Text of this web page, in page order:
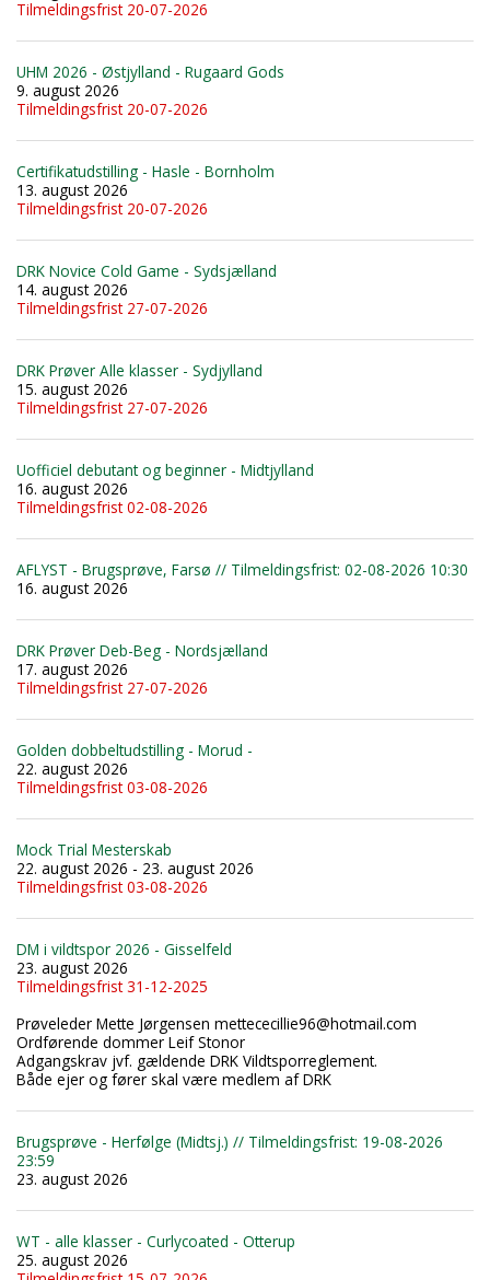
Tilmeldingsfrist 20-07-2026
UHM 2026 - Østjylland - Rugaard Gods
9. august 2026
Tilmeldingsfrist 20-07-2026
Certifikatudstilling - Hasle - Bornholm
13. august 2026
Tilmeldingsfrist 20-07-2026
DRK Novice Cold Game - Sydsjælland
14. august 2026
Tilmeldingsfrist 27-07-2026
DRK Prøver Alle klasser - Sydjylland
15. august 2026
Tilmeldingsfrist 27-07-2026
Uofficiel debutant og beginner - Midtjylland
16. august 2026
Tilmeldingsfrist 02-08-2026
AFLYST - Brugsprøve, Farsø // Tilmeldingsfrist: 02-08-2026 10:30
16. august 2026
DRK Prøver Deb-Beg - Nordsjælland
17. august 2026
Tilmeldingsfrist 27-07-2026
Golden dobbeltudstilling - Morud -
22. august 2026
Tilmeldingsfrist 03-08-2026
Mock Trial Mesterskab
22. august 2026 - 23. august 2026
Tilmeldingsfrist 03-08-2026
DM i vildtspor 2026 - Gisselfeld
23. august 2026
Tilmeldingsfrist 31-12-2025
Prøveleder Mette Jørgensen mettececillie96@hotmail.com
Ordførende dommer Leif Stonor
Adgangskrav jvf. gældende DRK Vildtsporreglement.
Både ejer og fører skal være medlem af DRK
Brugsprøve - Herfølge (Midtsj.) // Tilmeldingsfrist: 19-08-2026
23:59
23. august 2026
WT - alle klasser - Curlycoated - Otterup
25. august 2026